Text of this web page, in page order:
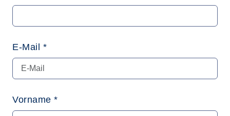
E-Mail *
Vorname *